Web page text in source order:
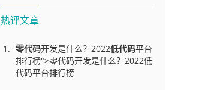
热评文章
零代码开发是什么？2022低代码平台
排行榜">零代码开发是什么？2022低
代码平台排行榜